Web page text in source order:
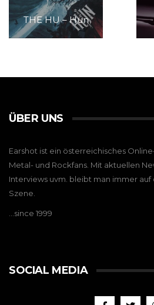
THE HU – Hun
ÜBER UNS
Earshot ist ein österreichisches
Metal- und Rockfans. Mit aktuellen
Interviews uvm. bleibt man immer
Szene.
…since 1999
SOCIAL MEDIA